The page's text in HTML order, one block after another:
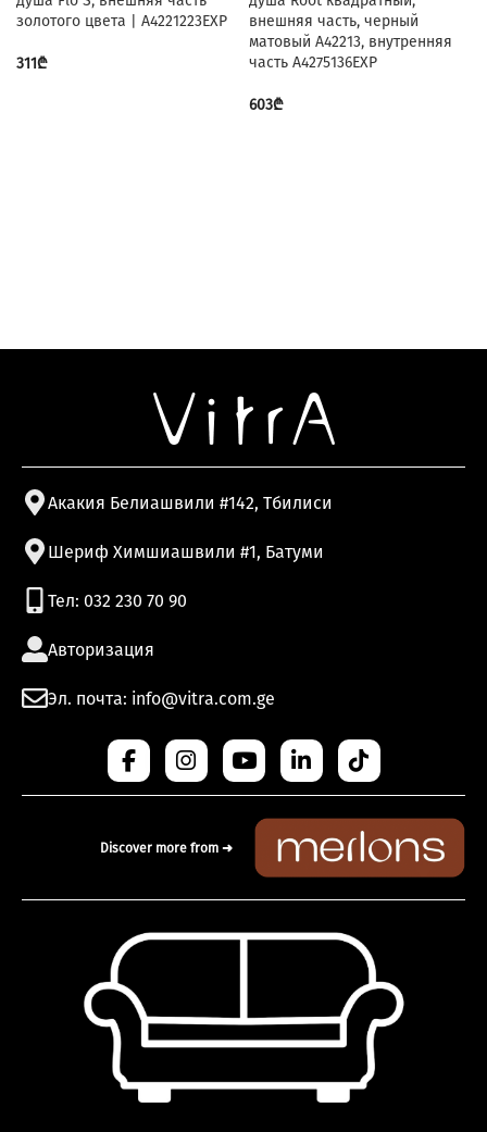
золотого цвета | A4221223EXP
311₾
внешняя часть, черный
матовый A42213, внутренняя
часть A4275136EXP
603₾
Акакия Белиашвили #142, Тбилиси
Шериф Химшиашвили #1, Батуми
Тел: 032 230 70 90
Авторизация
Эл. почта: info@vitra.com.ge
Discover more from ➜